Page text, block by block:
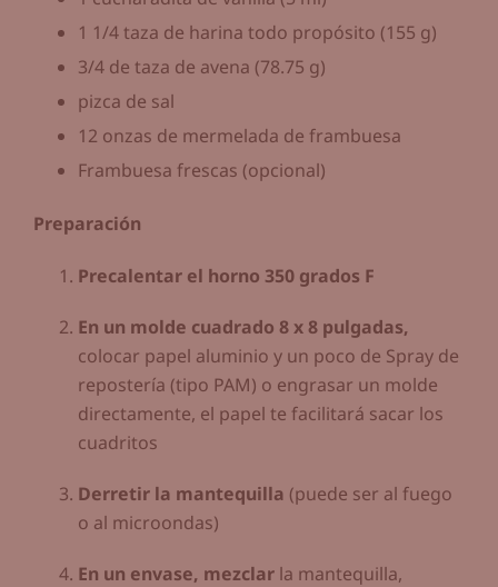
1 1/4 taza de harina todo propósito (155 g)
3/4 de taza de avena (78.75 g)
pizca de sal
12 onzas de mermelada de frambuesa
Frambuesa frescas (opcional)
Preparación
Precalentar el horno 350 grados F
En un molde cuadrado 8 x 8 pulgadas,
colocar papel aluminio y un poco de Spray de
repostería (tipo PAM) o engrasar un molde
directamente, el papel te facilitará sacar los
cuadritos
Derretir la mantequilla (puede ser al fuego
o al microondas)
En un envase, mezclar la mantequilla,